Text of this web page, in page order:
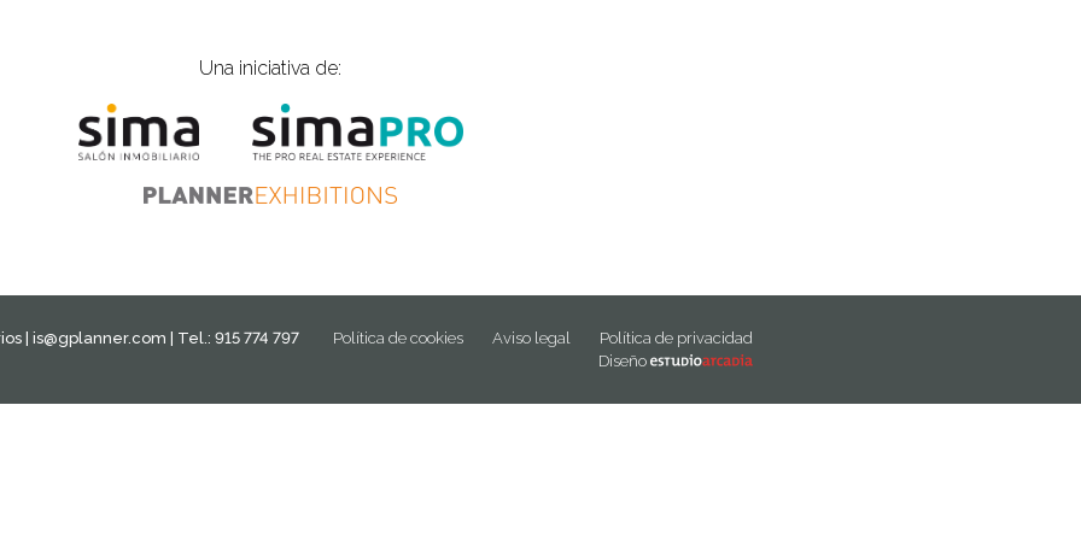
Una iniciativa de:
| is@gplanner.com | Tel.: 915 774 797 Política de cookies Aviso legal
Política de privacidad
Diseño